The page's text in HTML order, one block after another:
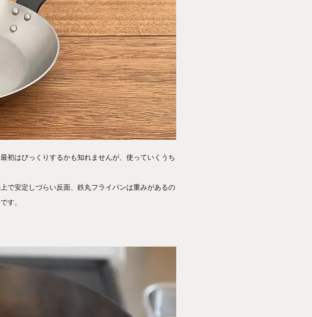
初はびっくりするかも知れませんが、使っていくうち
で安定しづらい反面、鉄丸フライパンは重みがあるの
す。